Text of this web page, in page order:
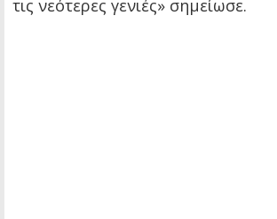
τις νεότερες γενιές» σημείωσε.